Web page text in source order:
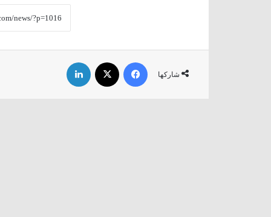
شاركها
فيسبوك